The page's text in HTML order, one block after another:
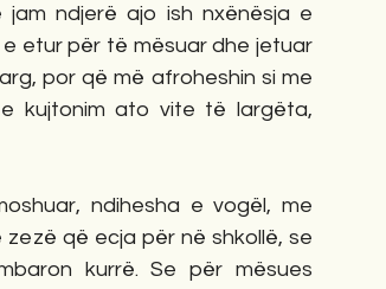
ndjerë ajo ish nxënësja e
etur për të mësuar dhe jetuar
por që më afroheshin si me
kujtonim ato vite të largëta,
ndihesha e vogël, me
që ecja për në shkollë, se
kurrë. Se për mësues